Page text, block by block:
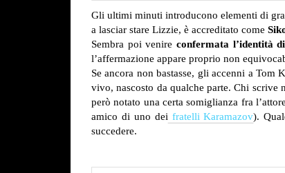
Gli ultimi minuti introducono elementi di
a lasciar stare Lizzie, è accreditato come
Sembra poi venire confermata l’identità
l’affermazione appare proprio non
Se ancora non bastasse, gli accenni a
vivo, nascosto da qualche parte. Chi scrive
però notato una certa somiglianza fra
amico di uno deifratelli Karamazov).
succedere.